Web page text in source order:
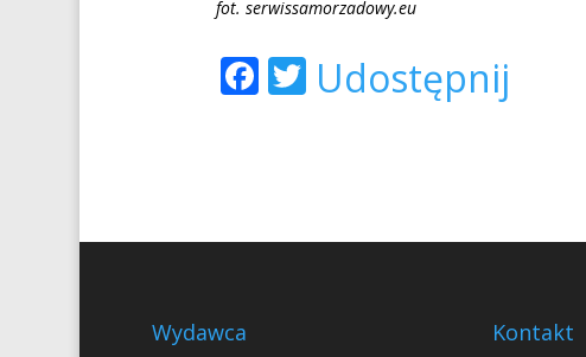
fot. serwissamorzadowy.eu
Facebook
Twitter
Udostępnij
Wydawca Kontakt